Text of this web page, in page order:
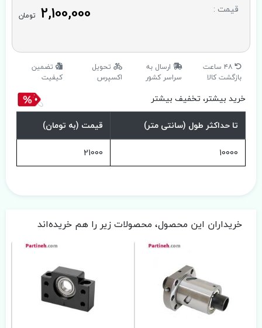
قیمت :
2,100,000 تومان
۴۸ ساعت
بازگشت کالا
ارسال به
سراسر کشور
تحویل
اکسپرس
تضمین
کیفیت
خرید بیشتر، تخفیف بیشتر
تا حداکثر طول (سانتی متر)
قیمت (به تومان)
10000
21000
خریداران این محصول، محصولات زیر را هم خریده‌اند